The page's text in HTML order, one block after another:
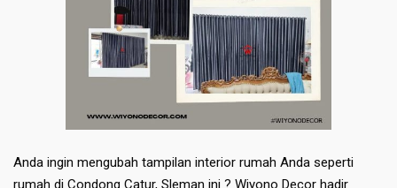
Anda ingin mengubah tampilan interior rumah Anda seperti
rumah di Condong Catur, Sleman ini ? Wiyono Decor hadir